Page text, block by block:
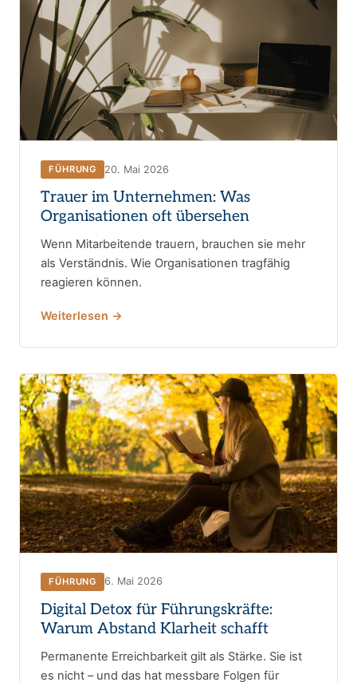
FÜHRUNG 20. Mai 2026
Trauer im Unternehmen: Was
Organisationen oft übersehen
Wenn Mitarbeitende trauern, brauchen sie mehr
als Verständnis. Wie Organisationen tragfähig
reagieren können.
Weiterlesen →
FÜHRUNG 6. Mai 2026
Digital Detox für Führungskräfte:
Warum Abstand Klarheit schafft
Permanente Erreichbarkeit gilt als Stärke. Sie ist
es nicht – und das hat messbare Folgen für